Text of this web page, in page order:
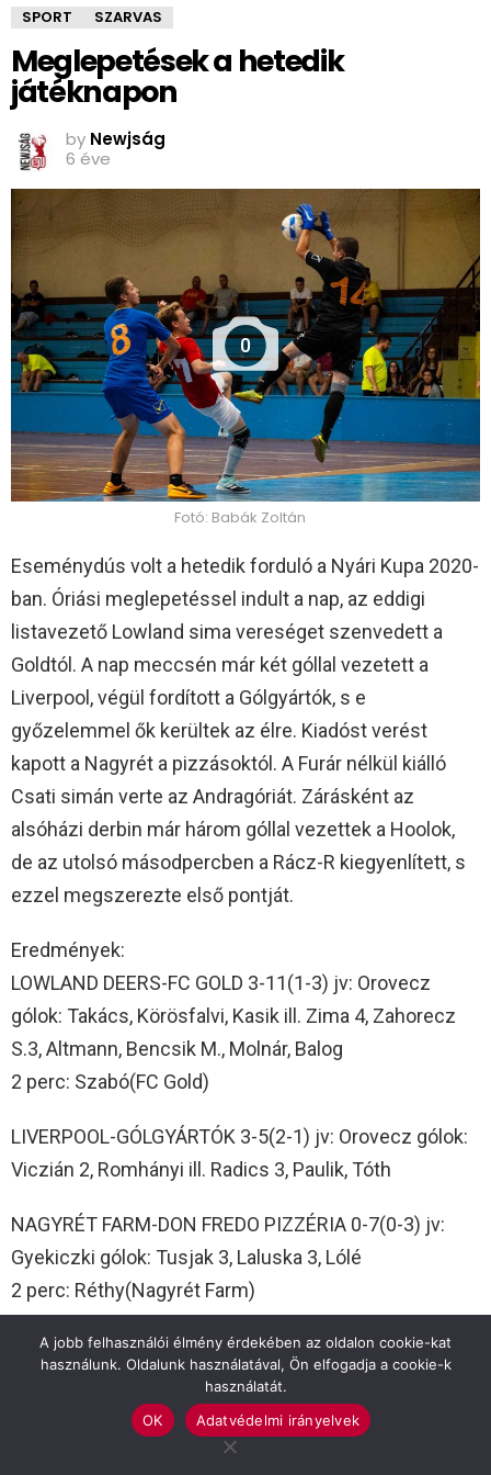
SPORT SZARVAS
Meglepetések a hetedik
játéknapon
by Newjság
6 éve
0
Fotó: Babák Zoltán
Eseménydús volt a hetedik forduló a Nyári Kupa 2020-
ban. Óriási meglepetéssel indult a nap, az eddigi
listavezető Lowland sima vereséget szenvedett a
Goldtól. A nap meccsén már két góllal vezetett a
Liverpool, végül fordított a Gólgyártók, s e
győzelemmel ők kerültek az élre. Kiadóst verést
kapott a Nagyrét a pizzásoktól. A Furár nélkül kiálló
Csati simán verte az Andragóriát. Zárásként az
alsóházi derbin már három góllal vezettek a Hoolok,
de az utolsó másodpercben a Rácz-R kiegyenlített, s
ezzel megszerezte első pontját.
Eredmények:
LOWLAND DEERS-FC GOLD 3-11(1-3) jv: Orovecz
gólok: Takács, Körösfalvi, Kasik ill. Zima 4, Zahorecz
S.3, Altmann, Bencsik M., Molnár, Balog
2 perc: Szabó(FC Gold)
LIVERPOOL-GÓLGYÁRTÓK 3-5(2-1) jv: Orovecz gólok:
Viczián 2, Romhányi ill. Radics 3, Paulik, Tóth
NAGYRÉT FARM-DON FREDO PIZZÉRIA 0-7(0-3) jv:
Gyekiczki gólok: Tusjak 3, Laluska 3, Lólé
2 perc: Réthy(Nagyrét Farm)
ANDRAGÓRIA-CSATI PLUSZ KFT 2-6(2-2) jv: Gyekiczki
gólok: Bozsó 2 ill. Lólé 3, Durucskó 3
HOOLIGANS-RÁCZ-R MOTOR 5-5(1-0) jv: Gyekiczki
gólok: Jelen 5 ill. Precskó 2, Szín, Deák, Tóth
A jobb felhasználói élmény érdekében az oldalon cookie-kat
használunk. Oldalunk használatával, Ön elfogadja a cookie-k
használatát.
OK
Adatvédelmi irányelvek